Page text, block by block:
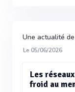
Une actualité de
Le 05/06/2026
Les
froid au